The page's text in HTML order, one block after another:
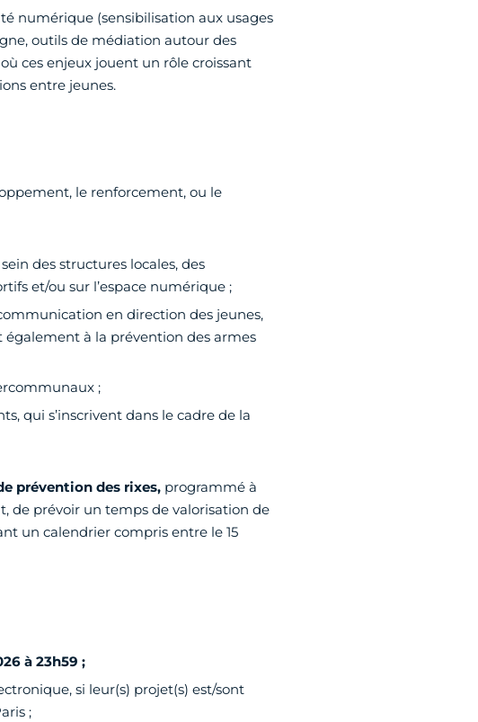
numérique (sensibilisation aux usages
outils de médiation autour des
ces enjeux jouent un rôle croissant
entre jeunes.
le renforcement, ou le
des structures locales, des
et/ou sur l’espace numérique ;
en direction des jeunes,
également à la prévention des armes
;
qui s’inscrivent dans le cadre de la
prévention des rixes,programmé à
de prévoir un temps de valorisation de
un calendrier compris entre le 15
à 23h59 ;
si leur(s) projet(s) est/sont
;